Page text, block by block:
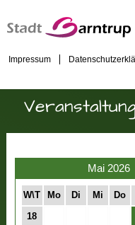
Impressum
Mai 2026
W\T Mo Di Mi Do
18